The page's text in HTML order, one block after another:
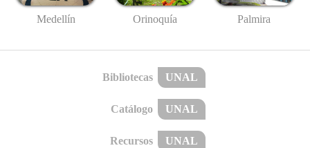
Medellín Orinoquía Palmira
Bibliotecas UNAL
Catálogo UNAL
Recursos UNAL